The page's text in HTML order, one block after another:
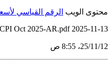
محتوى الويب الرقم القياسي
Oct 2025-AR.pdf 2025-11-13
12‏/11‏/25، 8:55 ص